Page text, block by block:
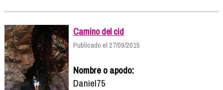
Camino del cid
Publicado el 27/09/2015
Nombre o apodo:
Daniel75